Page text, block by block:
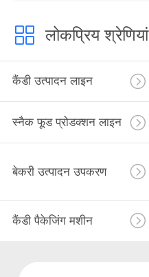
लोकप्रिय श्रेणियां
कैंडी उत्पादन लाइन
स्नैक फूड प्रोडक्शन लाइन
बेकरी उत्पादन उपकरण
कैंडी पैकेजिंग मशीन